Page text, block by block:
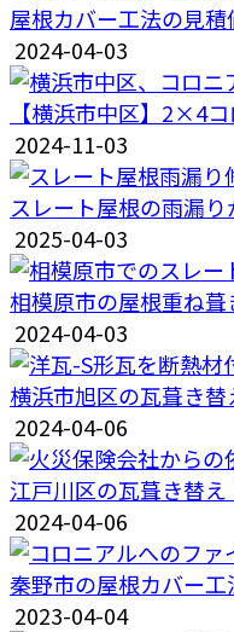
屋根カバー工法の見
2024-04-03
【横浜市中区】2×4
2024-11-03
スレート屋根の雨漏
2025-04-03
相模原市の屋根重ね
2024-04-03
横浜市旭区の瓦葺き
2024-04-06
江戸川区の瓦葺き替
2024-04-06
秦野市の屋根カバー
2023-04-04